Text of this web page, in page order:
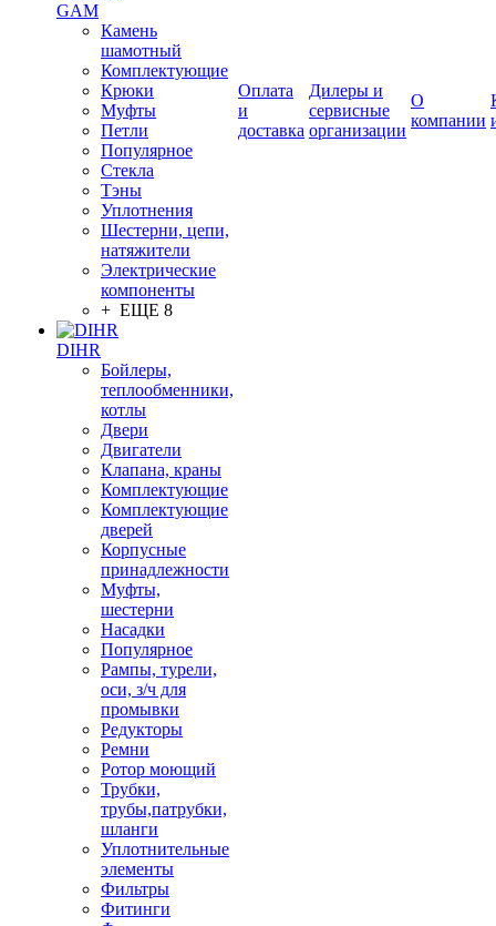
GAM
Камень
шамотный
Комплектующие
Крюки
Муфты
Петли
Популярное
Стекла
Тэны
Уплотнения
Шестерни, цепи,
натяжители
Электрические
компоненты
+ ЕЩЕ 8
DIHR
Бойлеры,
теплообменники,
котлы
Двери
Двигатели
Клапана, краны
Комплектующие
Комплектующие
дверей
Корпусные
принадлежности
Муфты,
шестерни
Насадки
Популярное
Рампы, турели,
оси, з/ч для
промывки
Редукторы
Ремни
Ротор моющий
Трубки,
трубы,патрубки,
шланги
Уплотнительные
элементы
Фильтры
Фитинги
Оплата
и
доставка
Дилеры и
сервисные
организации
О
компании